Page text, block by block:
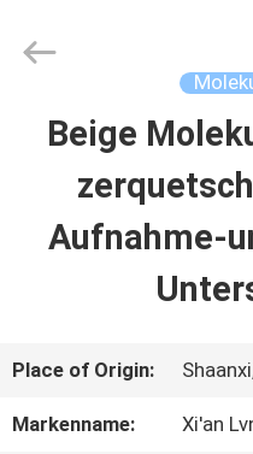
HAUSE
PRODUKTE
VIDEOS
Purification
Technology
Reserved.Beige
Aufnahme-
Place of Origin:
Markenname: Xi'an